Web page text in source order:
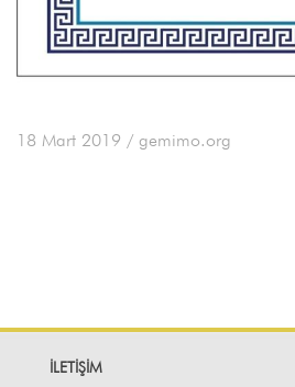
18 Mart 2019 / gemimo.org
İLETİŞİM